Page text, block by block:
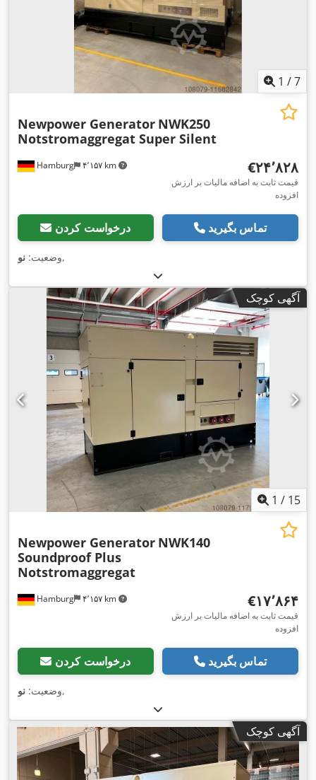
1 /7
Hamburg ۴٬۱۵۷ km
Newpower Generator NWK250
Notstromaggregat Super Silent
‎€۲۴٬۸۲۸
قیمت ثابت به اضافه مالیات بر ارزش
افزوده
درخواست کردن تماس بگیرید
وضعیت: نو ,
آگهی کوچک
1 / 15
Hamburg ۴٬۱۵۷ km
Newpower Generator NWK140
Soundproof Plus
Notstromaggregat
‎€۱۷٬۸۶۴
قیمت ثابت به اضافه مالیات بر ارزش
افزوده
درخواست کردن تماس بگیرید
وضعیت: نو ,
آگهی کوچک